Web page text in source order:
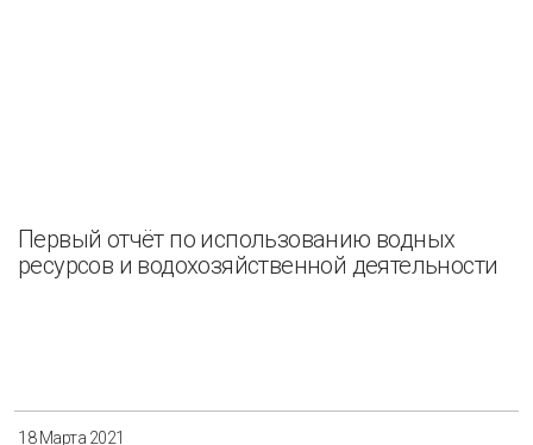
Первый отчёт по использованию водных
ресурсов и водохозяйственной деятельности
18 Марта 2021